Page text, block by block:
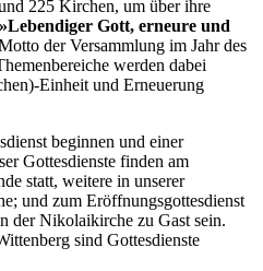
225 Kirchen, um über ihre
»Lebendiger Gott, erneure und
der Versammlung im Jahr des
werden dabei
Einheit und Erneuerung
beginnen und einer
Gottesdienste finden am
statt, weitere in unserer
und zum Eröffnungsgottesdienst
der Nikolaikirche zu Gast sein.
sind Gottesdienste